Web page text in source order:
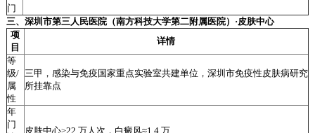
门
三、深圳市第三人民医院（南方科技大学第二附属医院）·皮肤中心
项
目
详情
等
级/
属
性
三甲，感染与免疫国家重点实验室共建单位，深圳市免疫性皮肤病研究
所挂靠点
年
门
皮肤中心≥22 万人次，白癜风≈1.4 万